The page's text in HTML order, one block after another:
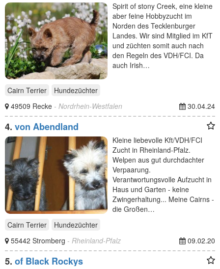
Spirit of stony Creek, eine kleine
aber feine Hobbyzucht im
Norden des Tecklenburger
Landes. Wir sind Mitglied im KfT
und züchten somit auch nach
den Regeln des VDH/FCI. Da
auch Irish…
Cairn Terrier
Hundezüchter
49509 Recke - Nordrhein-Westfalen 30.04.24
4. von Abendland
Kleine liebevolle Kft/VDH/FCI
Zucht in Rheinland-Pfalz.
Welpen aus gut durchdachter
Verpaarung.
Verantwortungsvolle Aufzucht in
Haus und Garten - keine
Zwingerhaltung... Meine Cairns -
die Großen…
Cairn Terrier
Hundezüchter
55442 Stromberg - Rheinland-Pfalz 09.02.20
5. of Black Rockys